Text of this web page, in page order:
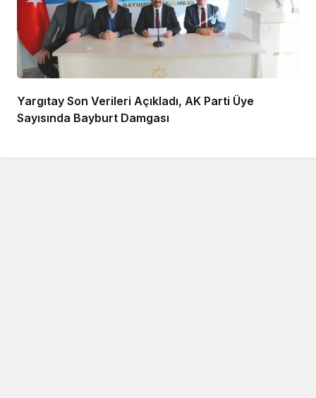
Yargıtay Son Verileri Açıkladı, AK Parti Üye
Sayısında Bayburt Damgası